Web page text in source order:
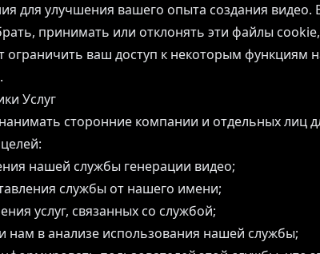
для улучшения вашего опыта создания видео.
принимать или отклонять эти файлы
ограничить ваш доступ к некоторым функциям
Услуг
сторонние компании и отдельных лиц
нашей службы генерации видео;
службы от нашего имени;
услуг, связанных со службой;
в анализе использования нашей службы;